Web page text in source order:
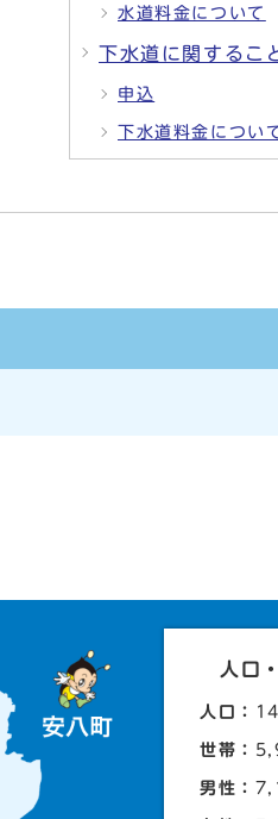
水道料金について
下水道に関するこ
申込
下水道料金につい
人口
人口：
世帯：
男性：